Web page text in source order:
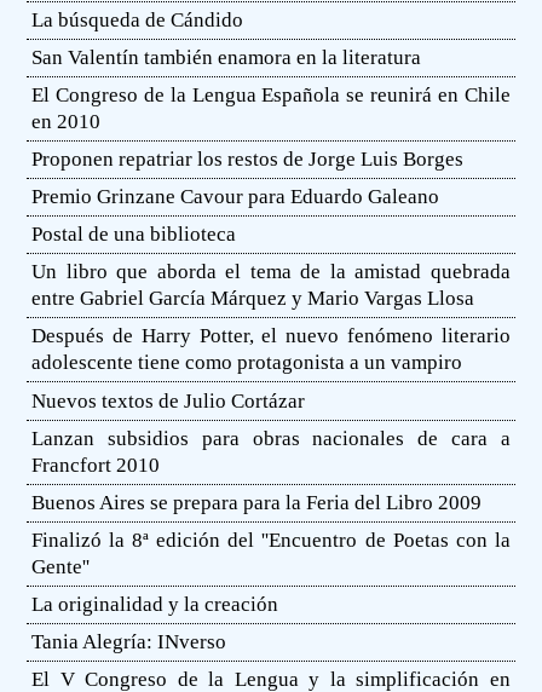
La búsqueda de Cándido
San Valentín también enamora en la literatura
El Congreso de la Lengua Española se reunirá en Chile
en 2010
Proponen repatriar los restos de Jorge Luis Borges
Premio Grinzane Cavour para Eduardo Galeano
Postal de una biblioteca
Un libro que aborda el tema de la amistad quebrada
entre Gabriel García Márquez y Mario Vargas Llosa
Después de Harry Potter, el nuevo fenómeno literario
adolescente tiene como protagonista a un vampiro
Nuevos textos de Julio Cortázar
Lanzan subsidios para obras nacionales de cara a
Francfort 2010
Buenos Aires se prepara para la Feria del Libro 2009
Finalizó la 8ª edición del ''Encuentro de Poetas con la
Gente''
La originalidad y la creación
Tania Alegría: INverso
El V Congreso de la Lengua y la simplificación en